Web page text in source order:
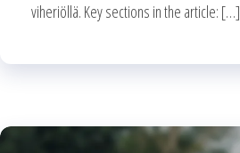
viheriöllä. Key sections in the article: […]